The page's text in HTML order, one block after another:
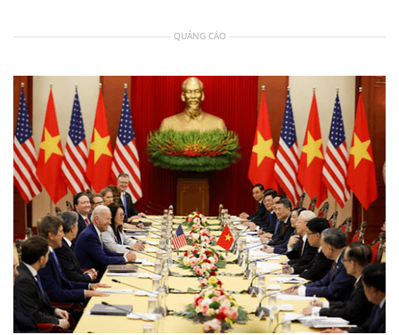
QUẢNG CÁO